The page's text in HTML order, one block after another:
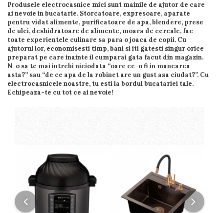
Produsele electrocasnice mici sunt mainile de ajutor de care
ai nevoie in bucatarie. Storcatoare, expresoare, aparate
pentru vidat alimente, purificatoare de apa, blendere, prese
de ulei, deshidratoare de alimente, moara de cereale, fac
toate experientele culinare sa para o joaca de copii. Cu
ajutorul lor, economisesti timp, bani si iti gatesti singur orice
preparat pe care inainte il cumparai gata facut din magazin.
N-o sa te mai intrebi niciodata “oare ce-o fi in mancarea
asta?” sau “de ce apa de la robinet are un gust asa ciudat?”. Cu
electrocasnicele noastre, tu esti la bordul bucatariei tale.
Echipeaza-te cu tot ce ai nevoie!